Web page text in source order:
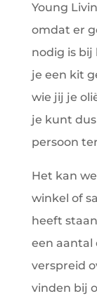
Young
omdat er
nodig is bij
je een kit
wie jij je
je kunt
persoon
Het kan
winkel of
heeft
een aantal
verspreid
vinden bij